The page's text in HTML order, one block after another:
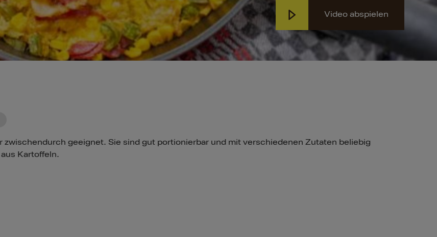
Video abspielen
zwischendurch geeignet. Sie sind gut portionierbar und mit verschiedenen Zutaten beliebig
Kartoffeln.